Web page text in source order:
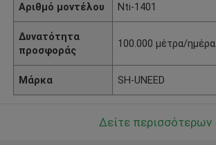
Αριθμό μοντέλου Nti-1401
Δυνατότητα
προσφοράς
100.000 μέτρα/ημέρα
Μάρκα SH-UNEED
Δείτε περισσότερων